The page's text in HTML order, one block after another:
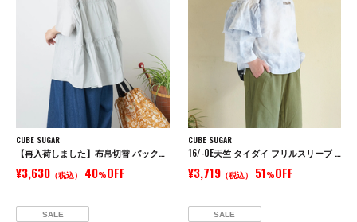
CUBE SUGAR
【再入荷しました】布帛切替 バックギャザー プルオーバー Tシャツ
¥3,630 （税込） 40%OFF
CUBE SUGAR
16/-OE天竺 タイダイ フリルスリーブ プルオーバー
¥3,719（税込） 51%OFF
SALE SALE